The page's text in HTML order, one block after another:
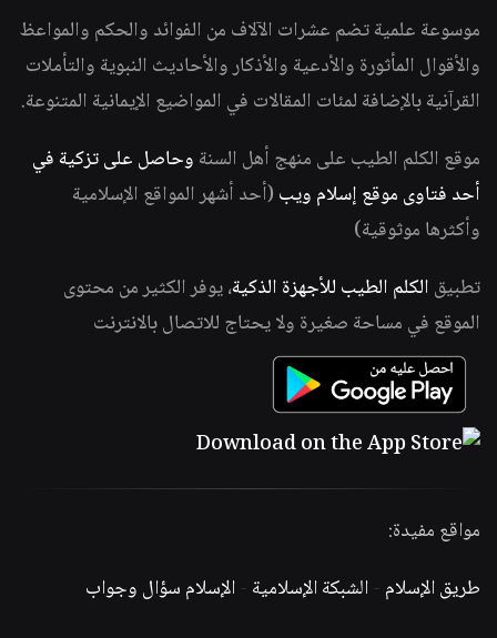
موسوعة علمية تضم عشرات الآلاف من الفوائد والحكم والمواعظ
والأقوال المأثورة والأدعية والأذكار والأحاديث النبوية والتأملات
القرآنية بالإضافة لمئات المقالات في المواضيع الإيمانية المتنوعة.
موقع الكلم الطيب على منهج أهل السنة وحاصل على تزكية في
أحد فتاوى موقع إسلام ويب (أحد أشهر المواقع الإسلامية
وأكثرها موثوقية)
تطبيق الكلم الطيب للأجهزة الذكية، يوفر الكثير من محتوى
الموقع في مساحة صغيرة ولا يحتاج للاتصال بالانترنت
مواقع مفيدة:
طريق الإسلام -الشبكة الإسلامية -الإسلام سؤال وجواب